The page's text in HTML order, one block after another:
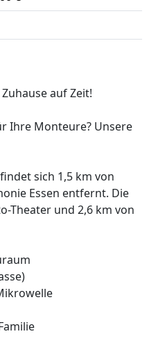
auf Zeit!
Ihre Monteure? Unsere
sich 1,5 km von
Essen entfernt. Die
Theater und 2,6 km von